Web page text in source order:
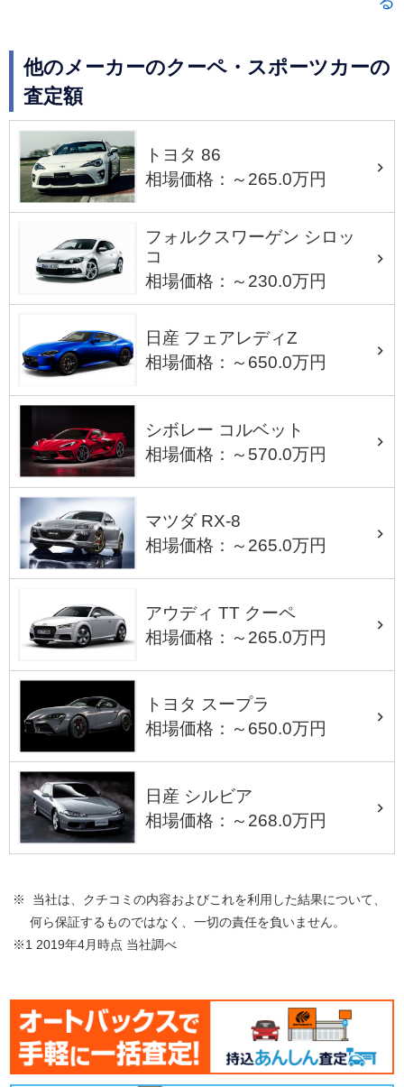
他のメーカーのクーペ・スポーツカーの
査定額
トヨタ 86
相場価格：～265.0万円
フォルクスワーゲン シロッ
コ
相場価格：～230.0万円
日産 フェアレディZ
相場価格：～650.0万円
シボレー コルベット
相場価格：～570.0万円
マツダ RX-8
相場価格：～265.0万円
アウディ TT クーペ
相場価格：～265.0万円
トヨタ スープラ
相場価格：～650.0万円
日産 シルビア
相場価格：～268.0万円
※ 当社は、クチコミの内容およびこれを利用した結果について、
何ら保証するものではなく、一切の責任を負いません。
※1 2019年4月時点 当社調べ